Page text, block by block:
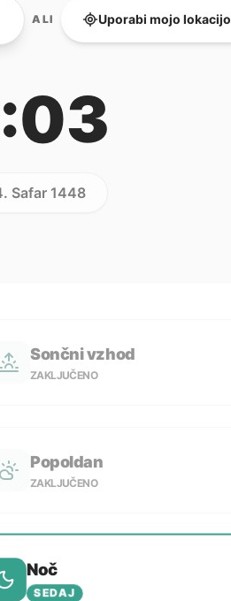
ALI Uporabi mojo lokacijo
Safar 1448
Sončni vzhod
ZAKLJUČENO
Popoldan
ZAKLJUČENO
Noč
SEDAJ